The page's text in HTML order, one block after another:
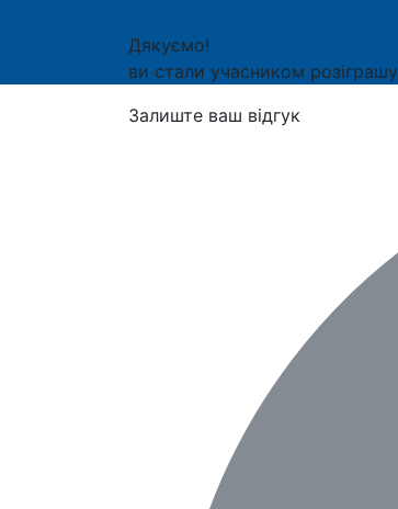
Дякуємо!
ви стали учасником розіграшу
Залиште ваш відгук